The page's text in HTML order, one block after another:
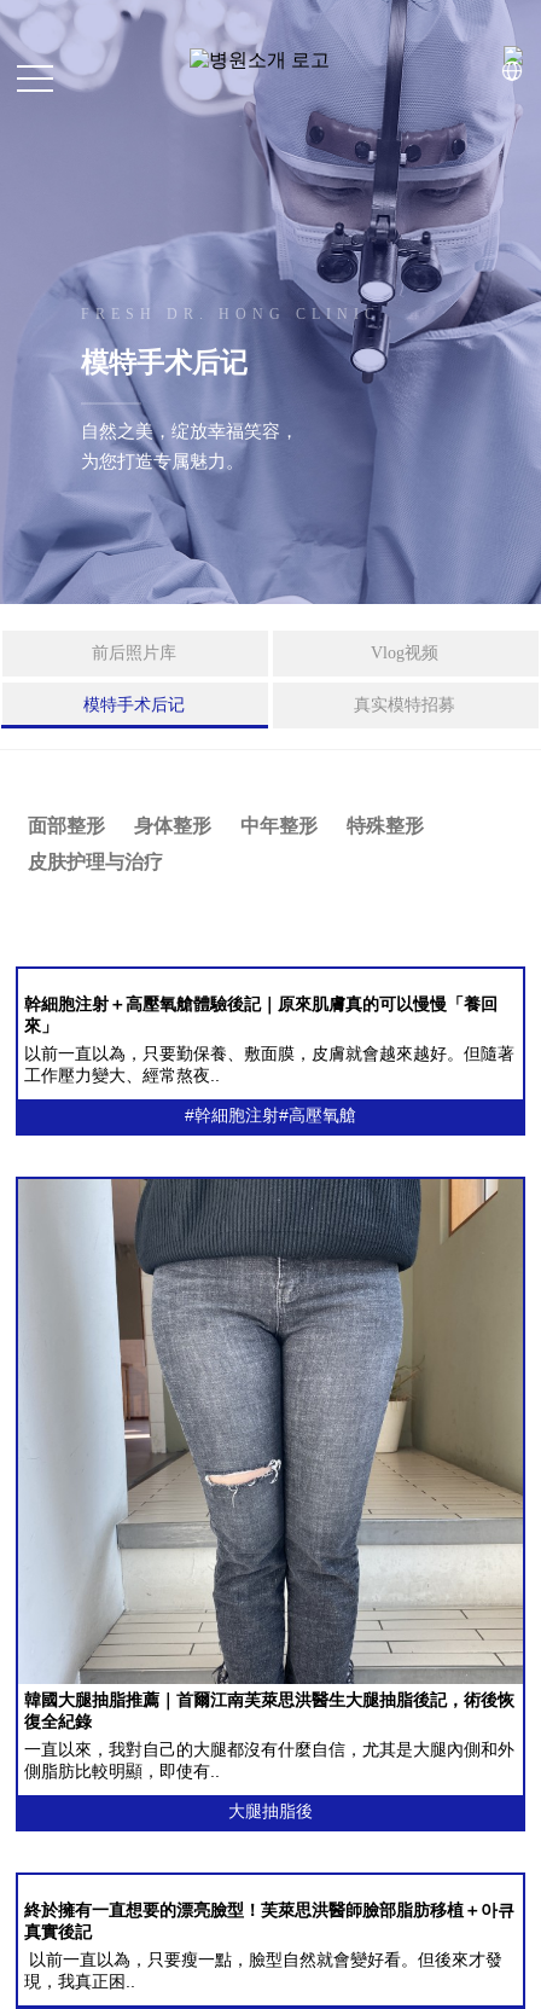
L
g
n
S
g
n
U
p
面
体
干
胞
治
疗
芙
莱
思
洪
医
生
手
术
后
记
事
件
咨
询/
预
约
面部整形
面部脂肪移植
细微脂肪移植
内窥镜额头提升
内窥镜额头缩小
拉皮手术
激光眼底脂肪重置
威塑2 身体吸脂
吸脂修复手术
腹部提升术
腹肌整形术
自体脂肪丰臀丰骨盆
Harvest-jet2 自体脂肪丰胸
钙化、脂肪囊肿副作用治疗
假体隆胸术
男性乳房发育症
弯腿矫正术
中年整形
中年面部吸脂
内窥镜额头提升
内窥镜额头缩小
FRESH DR. HONG CLINIC
模特手术后记
自然之美，绽放幸福笑容，
为您打造专属魅力。
前后照片库 Vlog视频
模特手术后记 真实模特招募
面部整形 身体整形 中年整形
特殊整形
皮肤护理与治疗
幹細胞注射＋高壓氧艙體驗後記｜原來肌膚真的可以慢慢「養回
來」
以前一直以為，只要勤保養、敷面膜，皮膚就會越來越好。但隨著
工作壓力變大、經常熬夜..
#幹細胞注射#高壓氧艙
韓國大腿抽脂推薦｜首爾江南芙萊思洪醫生大腿抽脂後記，術後恢
復全紀錄
一直以來，我對自己的大腿都沒有什麼自信，尤其是大腿內側和外
側脂肪比較明顯，即使有..
大腿抽脂後
終於擁有一直想要的漂亮臉型！芙萊思洪醫師臉部脂肪移植＋아큐
真實後記
以前一直以為，只要瘦一點，臉型自然就會變好看。但後來才發
現，我真正困..